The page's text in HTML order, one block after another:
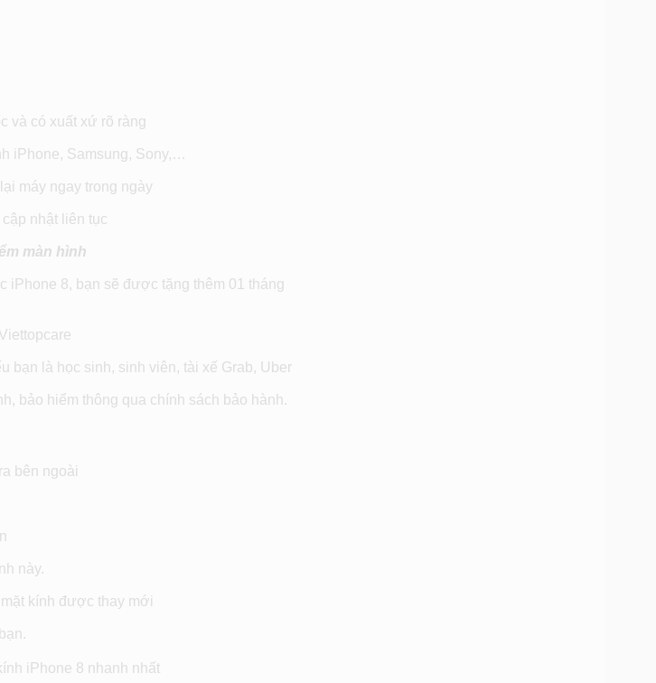
và có xuất xứ rõ ràng
iPhone, Samsung, Sony,…
máy ngay trong ngày
nhật liên tục
màn hình
iPhone 8, bạn sẽ được tặng thêm 01 tháng
bạn là học sinh, sinh viên, tài xế Grab, Uber
bảo hiểm thông qua chính sách bảo hành.
bên ngoài
này.
kính được thay mới
iPhone 8 nhanh nhất